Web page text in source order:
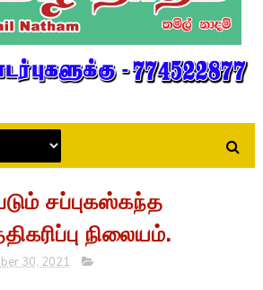
சப்புகஸ்கந்த
நிலையம்.
30, 2021